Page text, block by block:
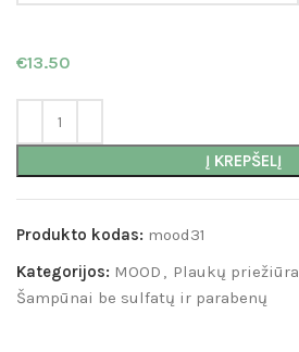
€13.50
Į KREPŠELĮ
Produkto kodas: mood31
Kategorijos: MOOD , Plaukų priežiūra
Šampūnai be sulfatų ir parabenų